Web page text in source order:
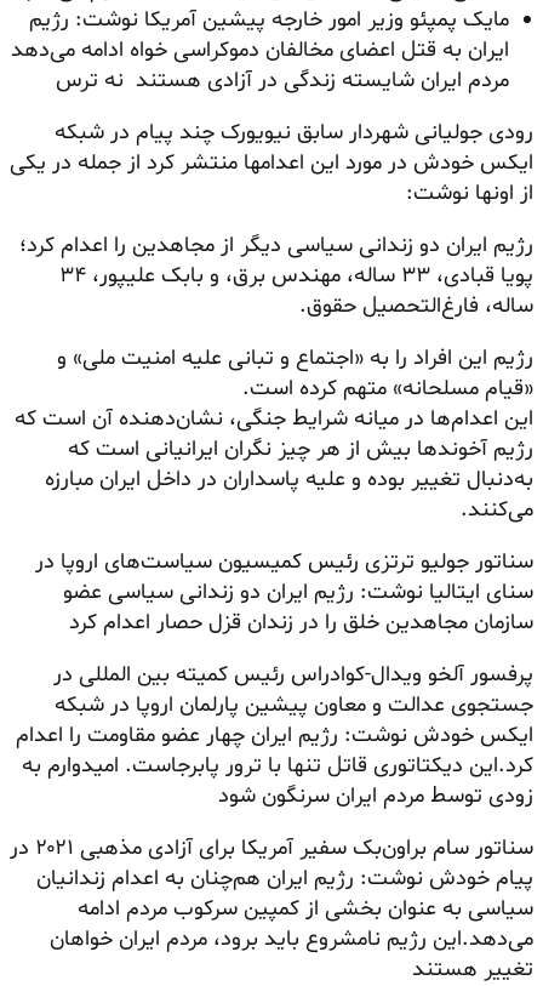
مایک پمپئو وزیر امور خارجه پیشین آمریکا نوشت: رژیم
ایران به قتل اعضای مخالفان دموکراسی خواه ادامه می‌دهد
مردم ایران شایسته زندگی در آزادی هستند نه ترس
رودی جولیانی شهردار سابق نیویورک چند پیام در شبکه
ایکس خودش در مورد این اعدامها منتشر کرد از جمله در یکی
از اونها نوشت:
رژیم ایران دو زندانی سیاسی دیگر از مجاهدین را اعدام کرد؛
پویا قبادی، ۳۳ ساله، مهندس برق، و بابک علیپور، ۳۴
ساله، فارغ‌التحصیل حقوق.
رژیم این افراد را به «اجتماع و تبانی علیه امنیت ملی» و
«قیام مسلحانه» متهم کرده است.
این اعدام‌ها در میانه شرایط جنگی، نشان‌دهنده آن است که
رژیم آخوندها بیش از هر چیز نگران ایرانیانی است که
به‌دنبال تغییر بوده و علیه پاسداران در داخل ایران مبارزه
می‌کنند.
سناتور جولیو ترتزی رئیس کمیسیون سیاست‌های اروپا در
سنای ایتالیا نوشت: رژیم ایران دو زندانی سیاسی عضو
سازمان مجاهدین خلق را در زندان قزل حصار اعدام کرد
پرفسور آلخو ویدال-کوادراس رئیس کمیته بین المللی در
جستجوی عدالت و معاون پیشین پارلمان اروپا در شبکه
ایکس خودش نوشت: رژیم ایران چهار عضو مقاومت را اعدام
کرد.این دیکتاتوری قاتل تنها با ترور پابرجاست. امیدوارم به
زودی توسط مردم ایران سرنگون شود
سناتور سام براون‌بک سفیر آمریکا برای آزادی مذهبی ۲۰۲۱ در
پیام خودش نوشت: رژیم ایران هم‌چنان به اعدام زندانیان
سیاسی به عنوان بخشی از کمپین سرکوب مردم ادامه
می‌دهد.این رژیم نامشروع باید برود، مردم ایران خواهان
تغییر هستند